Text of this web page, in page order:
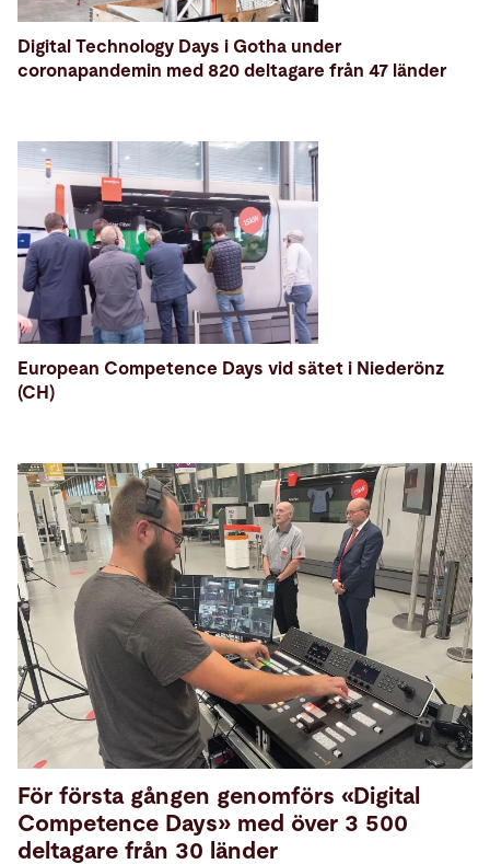
Digital Technology Days i Gotha under
coronapandemin med 820 deltagare från 47 länder
European Competence Days vid sätet i Niederönz
(CH)
För första gången genomförs «Digital
Competence Days» med över 3 500
deltagare från 30 länder